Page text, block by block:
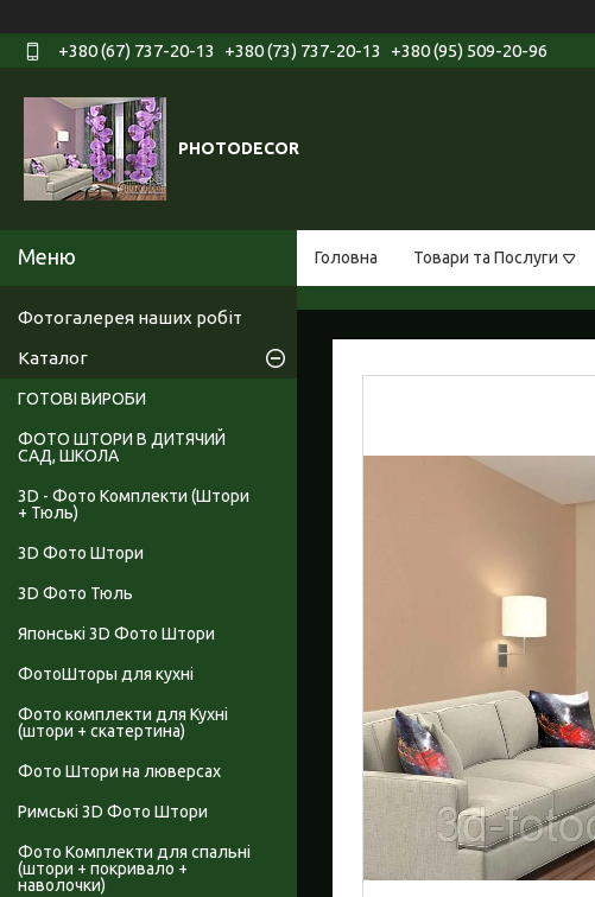
+380 (67) 737-20-13 +380 (73) 737-20-13 +380 (95) 509-20-96
PHOTODECOR
Головна Товари та Послуги
Фотогалерея наших робіт
Каталог
ГОТОВІ ВИРОБИ
ФОТО ШТОРИ В ДИТЯЧИЙ
САД, ШКОЛА
3D - Фото Комплекти (Штори
+ Тюль)
3D Фото Штори
3D Фото Тюль
Японські 3D Фото Штори
ФотоШторы для кухні
Фото комплекти для Кухні
(штори + скатертина)
Фото Штори на люверсах
Римські 3D Фото Штори
Фото Комплекти для спальні
(штори + покривало +
наволочки)